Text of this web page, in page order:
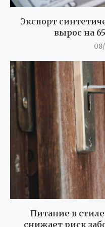
Экспорт
вырос на
Питание в
снижает риск